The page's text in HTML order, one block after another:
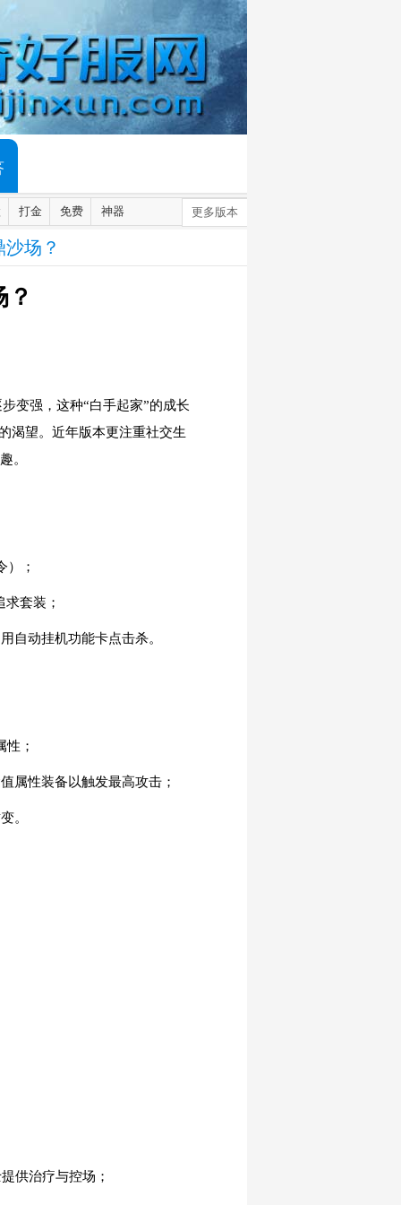
打金 免费 神器 更多版本
场？
变强，这种“白手起家”的成长
渴望。近年版本更注重社交生
。
）；
套装；
自动挂机功能卡点击杀。
；
属性装备以触发最高攻击；
。
供治疗与控场；